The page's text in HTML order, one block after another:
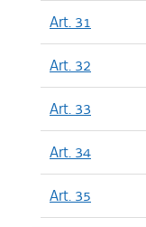
Art. 31
Art. 32
Art. 33
Art. 34
Art. 35